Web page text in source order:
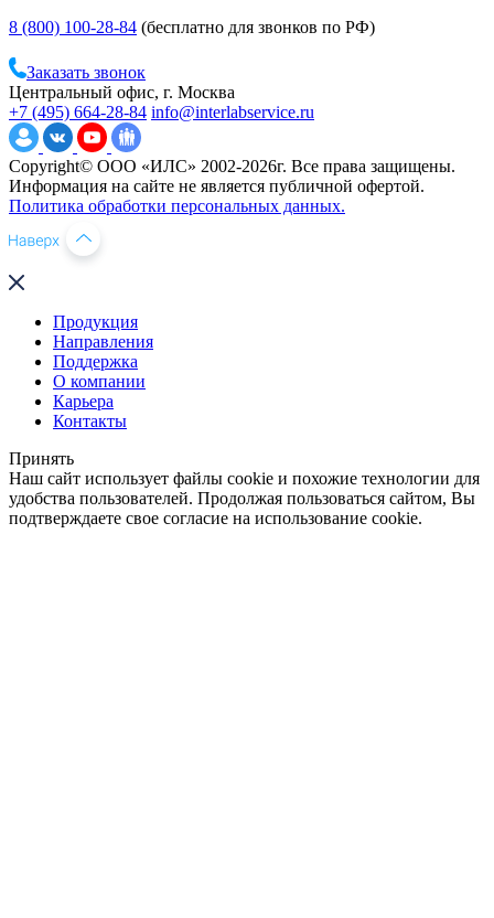
8 (800) 100-28-84 (бесплатно для звонков по РФ)
Заказать звонок
Центральный офис, г. Москва
+7 (495) 664-28-84 info@interlabservice.ru
Copyright© ООО «ИЛС» 2002-2026г. Все права защищены.
Информация на сайте не является публичной офертой.
Политика обработки персональных данных.
Продукция
Направления
Поддержка
О компании
Карьера
Контакты
Принять
Наш сайт использует файлы cookie и похожие технологии для
удобства пользователей. Продолжая пользоваться сайтом, Вы
подтверждаете свое согласие на использование cookie.